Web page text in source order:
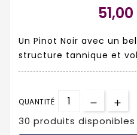
Un Pinot Noir avec un
structure tannique et
QUANTITÉ
30 produits disponibles